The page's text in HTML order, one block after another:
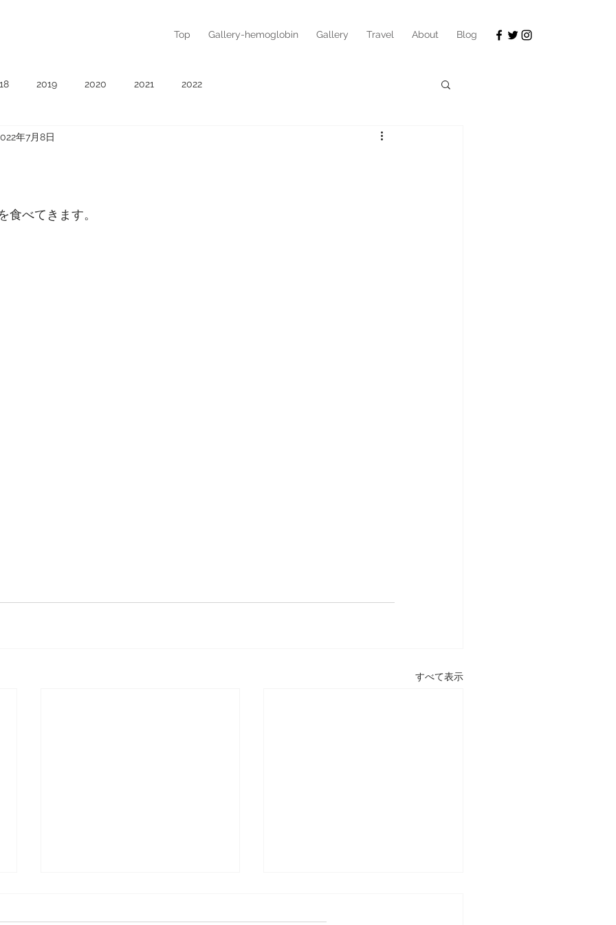
Top Gallery-hemoglobin Gallery Travel About Blog
2019 2020 2021 2022
年7月8日
食べてきます。
すべて表示